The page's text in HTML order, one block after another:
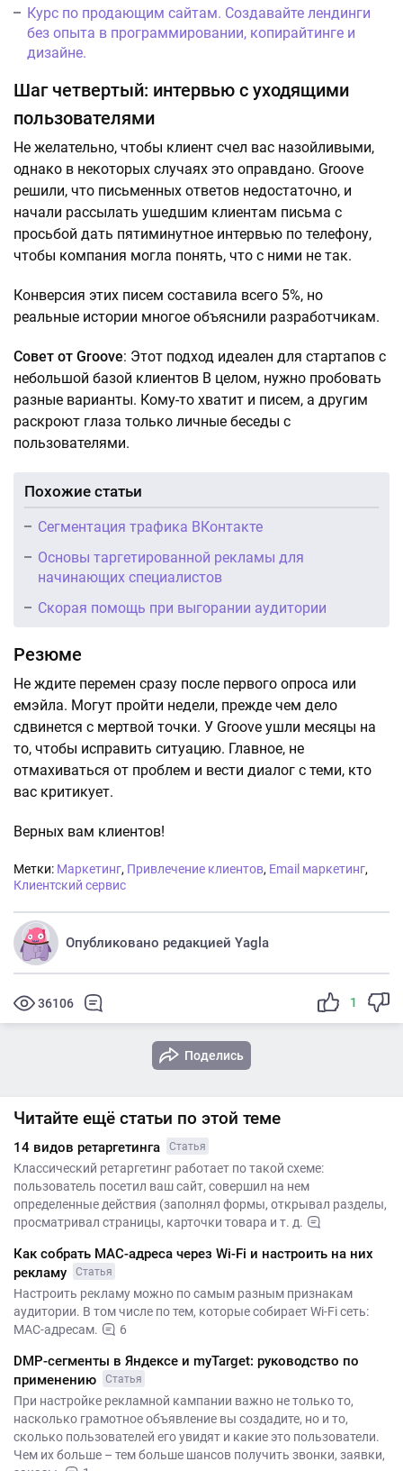
Курс по продающим сайтам. Создавайте лендинги
без опыта в программировании, копирайтинге и
дизайне.
Шаг четвертый: интервью с уходящими
пользователями
Не желательно, чтобы клиент счел вас назойливыми,
однако в некоторых случаях это оправдано. Groove
решили, что письменных ответов недостаточно, и
начали рассылать ушедшим клиентам письма с
просьбой дать пятиминутное интервью по телефону,
чтобы компания могла понять, что с ними не так.
Конверсия этих писем составила всего 5%, но
реальные истории многое объяснили разработчикам.
Совет от Groove: Этот подход идеален для стартапов с
небольшой базой клиентов В целом, нужно пробовать
разные варианты. Кому-то хватит и писем, а другим
раскроют глаза только личные беседы с
пользователями.
Похожие статьи
Сегментация трафика ВКонтакте
Основы таргетированной рекламы для
начинающих специалистов
Скорая помощь при выгорании аудитории
Резюме
Не ждите перемен сразу после первого опроса или
емэйла. Могут пройти недели, прежде чем дело
сдвинется с мертвой точки. У Groove ушли месяцы на
то, чтобы исправить ситуацию. Главное, не
отмахиваться от проблем и вести диалог с теми, кто
вас критикует.
Верных вам клиентов!
Метки: Маркетинг, Привлечение клиентов, Email маркетинг,
Клиентский сервис
Опубликовано редакцией Yagla
36106 1
Поделись
Читайте ещё статьи по этой теме
14 видов ретаргетинга Статья
Классический ретаргетинг работает по такой схеме:
пользователь посетил ваш сайт, совершил на нем
определенные действия (заполнял формы, открывал разделы,
просматривал страницы, карточки товара и т. д.
Как собрать MAC-адреса через Wi-Fi и настроить на них
рекламу
Статья
Настроить рекламу можно по самым разным признакам
аудитории. В том числе по тем, которые собирает Wi-Fi сеть:
MAC-адресам.
6
DMP-сегменты в Яндексе и myTarget: руководство по
применению
Статья
При настройке рекламной кампании важно не только то,
насколько грамотное объявление вы создадите, но и то,
сколько пользователей его увидят и какие это пользователи.
Чем их больше – тем больше шансов получить звонки, заявки,